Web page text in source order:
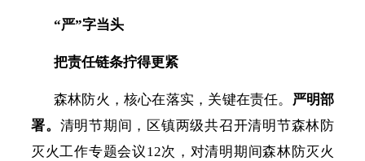
“严”字当头
把责任链条拧得更紧
森林防火，核心在落实，关键在责任。 严明部
署。 清明节期间，区镇两级共召开清明节森林防
灭火工作专题会议 12次，对清明期间森林防灭火